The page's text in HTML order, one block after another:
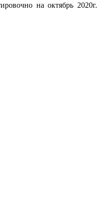
на октябрь 2020г.